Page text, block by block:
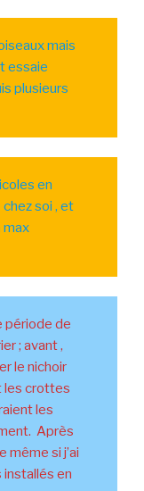
mais
essaie
plusieurs
en
soi , et
max
période de
; avant ,
le nichoir
les crottes
les
Après
même si j’ai
en